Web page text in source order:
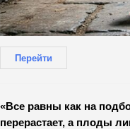
Перейти
«Все равны как на
перерастает, а плоды